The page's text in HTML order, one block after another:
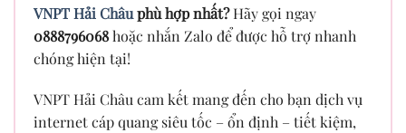
VNPT Hải Châuphù hợp nhất?Hãy gọi ngay
0888796068hoặc nhắn Zalo để được hỗ trợ nhanh
chóng hiện tại!
VNPT Hải Châu cam kết mang đến cho bạn dịch vụ
internet cáp quang siêu tốc – ổn định – tiết kiệm,